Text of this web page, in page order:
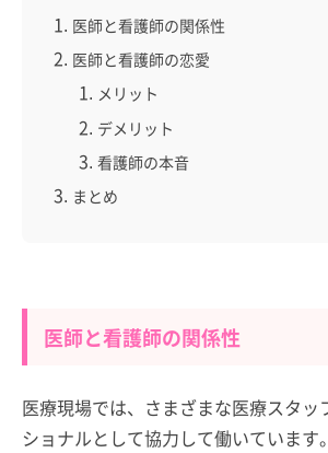
医師と看護師の関係性
医師と看護師の恋愛
メリット
デメリット
看護師の本音
まとめ
医師と看護師の関係性
医療現場では、さまざまな医療スタッ
ショナルとして協力して働いています